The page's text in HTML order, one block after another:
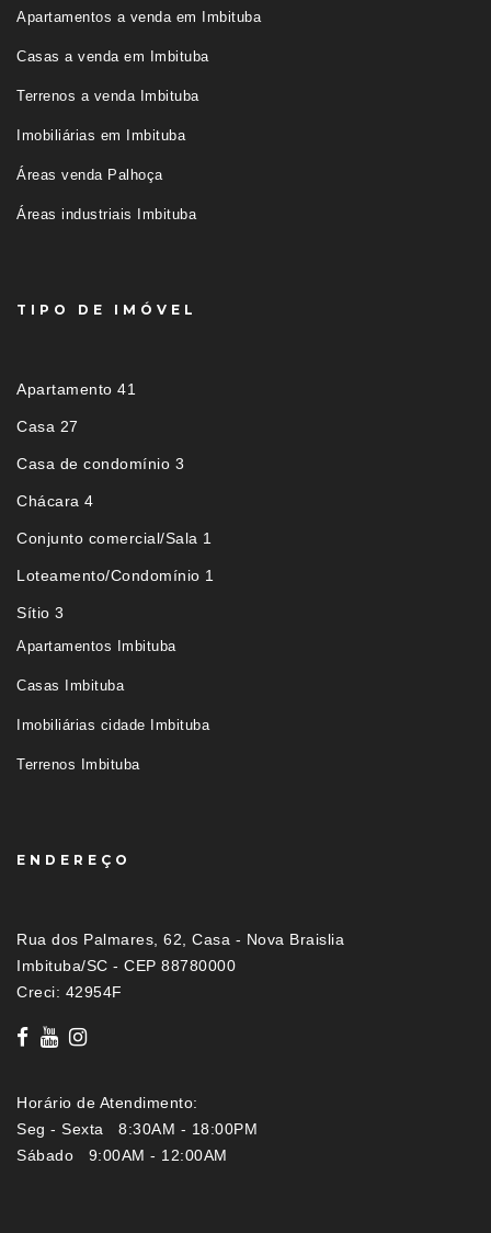
Apartamentos a venda em Imbituba
Casas a venda em Imbituba
Terrenos a venda Imbituba
Imobiliárias em Imbituba
Áreas venda Palhoça
Áreas industriais Imbituba
TIPO DE IMÓVEL
Apartamento 41
Casa 27
Casa de condomínio 3
Chácara 4
Conjunto comercial/Sala 1
Loteamento/Condomínio 1
Sítio 3
Apartamentos Imbituba
Casas Imbituba
Imobiliárias cidade Imbituba
Terrenos Imbituba
ENDEREÇO
Rua dos Palmares, 62, Casa - Nova Braislia
Imbituba/SC - CEP 88780000
Creci: 42954F
Horário de Atendimento:
Seg - Sexta 8:30AM - 18:00PM
Sábado 9:00AM - 12:00AM